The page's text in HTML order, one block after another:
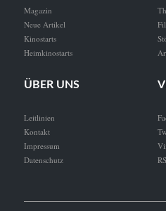
Magazin
Neue Artikel
Kinostarts
Heimkinostarts
ÜBER UNS
Leitlinien
Kontakt
Impressum
Datenschutz